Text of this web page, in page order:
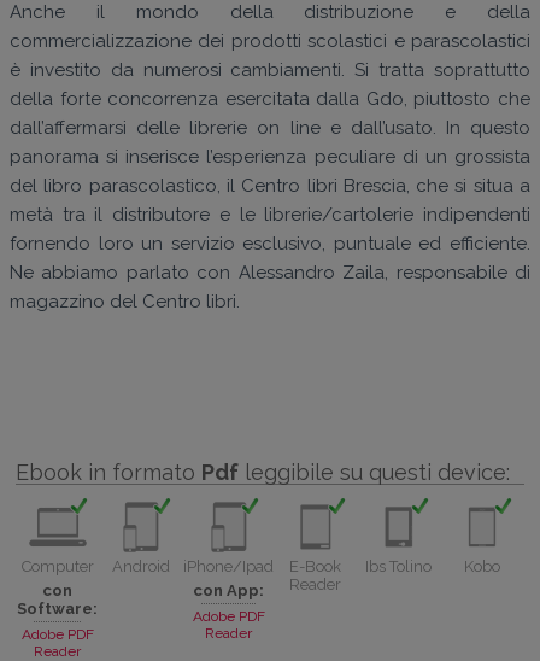
Anche il mondo della distribuzione e della
commercializzazione dei prodotti scolastici e parascolastici
è investito da numerosi cambiamenti. Si tratta soprattutto
della forte concorrenza esercitata dalla Gdo, piuttosto che
dall’affermarsi delle librerie on line e dall’usato. In questo
panorama si inserisce l’esperienza peculiare di un grossista
del libro parascolastico, il Centro libri Brescia, che si situa a
metà tra il distributore e le librerie/cartolerie indipendenti
fornendo loro un servizio esclusivo, puntuale ed efficiente.
Ne abbiamo parlato con Alessandro Zaila, responsabile di
magazzino del Centro libri.
Ebook in formato Pdf leggibile su questi device:
Computer
con
Software:
Adobe PDF
Reader
Android
iPhone/Ipad
con App:
Adobe PDF
Reader
E-Book
Reader
Ibs Tolino Kobo